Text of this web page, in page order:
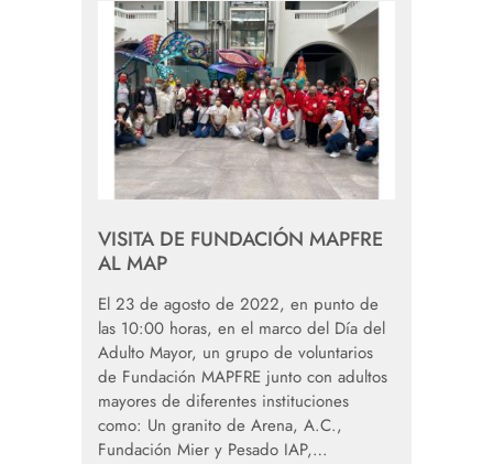
VISITA DE FUNDACIÓN MAPFRE
AL MAP
El 23 de agosto de 2022, en punto de
las 10:00 horas, en el marco del Día del
Adulto Mayor, un grupo de voluntarios
de Fundación MAPFRE junto con adultos
mayores de diferentes instituciones
como: Un granito de Arena, A.C.,
Fundación Mier y Pesado IAP,…